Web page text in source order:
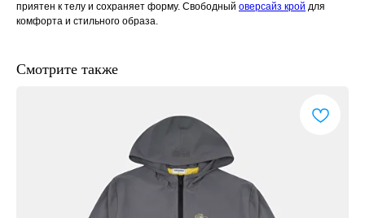
приятен к телу и сохраняет форму. Свободный оверсайз крой для
комфорта и стильного образа.
Смотрите также